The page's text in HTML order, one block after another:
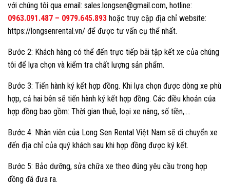
với chúng tôi qua email: sales.longsen@gmail.com, hotline:
0963.091.487 – 0979.645.893 hoặc truy cập địa chỉ website:
https://longsenrental.vn/ để được tư vấn cụ thể nhất.
Bước 2: Khách hàng có thể đến trực tiếp bãi tập kết xe của chúng
tôi để lựa chọn và kiểm tra chất lượng sản phẩm.
Bước 3: Tiến hành ký kết hợp đồng. Khi lựa chọn được dòng xe phù
hợp, cả hai bên sẽ tiến hành ký kết hợp đồng. Các điều khoản của
hợp đồng bao gồm: Thời gian thuê, loại xe nâng, số tiền,….
Bước 4: Nhân viên của Long Sen Rental Việt Nam sẽ di chuyển xe
đến địa chỉ của quý khách sau khi hợp đồng được ký kết.
Bước 5: Bảo dưỡng, sửa chữa xe theo đúng yêu cầu trong hợp
đồng đã đưa ra.